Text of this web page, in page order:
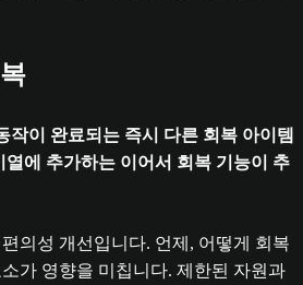
작이 완료되는 즉시 다른 회복 아이템
에 추가하는 이어서 회복 기능이 추
의성 개선입니다. 언제, 어떻게 회복
가 영향을 미칩니다. 제한된 자원과